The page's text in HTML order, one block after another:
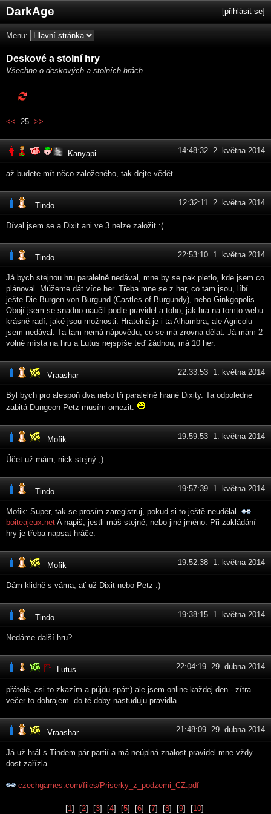
DarkAge [přihlásit se]
Menu:
Deskové a stolní hry
Všechno o deskových a stolních hrách
<< 25 >>
Kanyapi 14:48:32 2. května 2014
až budete mít něco založeného, tak dejte vědět
Tindo 12:32:11 2. května 2014
Díval jsem se a Dixit ani ve 3 nelze založit :(
Tindo 22:53:10 1. května 2014
Já bych stejnou hru paralelně nedával, mne by se pak pletlo, kde jsem co
plánoval. Můžeme dát více her. Třeba mne se z her, co tam jsou, líbí
ješte Die Burgen von Burgund (Castles of Burgundy), nebo Ginkgopolis.
Obojí jsem se snadno naučil podle pravidel a toho, jak hra na tomto webu
krásně radí, jaké jsou možnosti. Hratelná je i ta Alhambra, ale Agricolu
jsem nedával. Ta tam nemá nápovědu, co se má zrovna dělat. Já mám 2
volné místa na hru a Lutus nejspíše teď žádnou, má 10 her.
Vraashar 22:33:53 1. května 2014
Byl bych pro alespoň dva nebo tři paralelně hrané Dixity. Ta odpoledne
zabitá Dungeon Petz musím omezit.
Mofik 19:59:53 1. května 2014
Účet už mám, nick stejný ;)
Tindo 19:57:39 1. května 2014
Mofik: Super, tak se prosím zaregistruj, pokud si to ještě neudělal.
boiteajeux.net A napiš, jestli máš stejné, nebo jiné jméno. Při zakládání
hry je třeba napsat hráče.
Mofik 19:52:38 1. května 2014
Dám klidně s váma, ať už Dixit nebo Petz :)
Tindo 19:38:15 1. května 2014
Nedáme další hru?
Lutus 22:04:19 29. dubna 2014
přátelé, asi to zkazím a půjdu spát:) ale jsem online každej den - zítra
večer to dohrajem. do té doby nastuduju pravidla
Vraashar 21:48:09 29. dubna 2014
Já už hrál s Tindem pár partií a má neúplná znalost pravidel mne vždy
dost zařízla.
czechgames.com/files/Priserky_z_podzemi_CZ.pdf
[1] [2] [3] [4] [5] [6] [7] [8] [9] [10]